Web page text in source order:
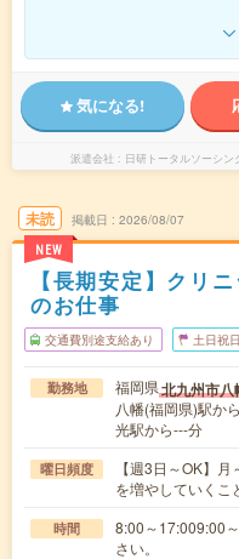
気になる!
派遣会社 日研トータルソーシ
未読
NEW
掲載日 2026/08/07
【長期安定】クリ
のお仕事
交通費別途支給あり 土日祝
勤務地 福岡県北九州市八
八幡(福岡県)駅か
光駅から---分
曜日頻度
【週3日～OK】
を増やしていくこ
時間
8:00～17:009:00
さい。